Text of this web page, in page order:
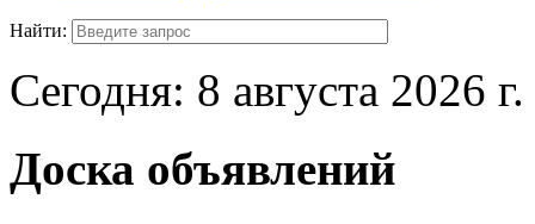
Найти:
Сегодня: 8 августа 2026
Доска объявлений